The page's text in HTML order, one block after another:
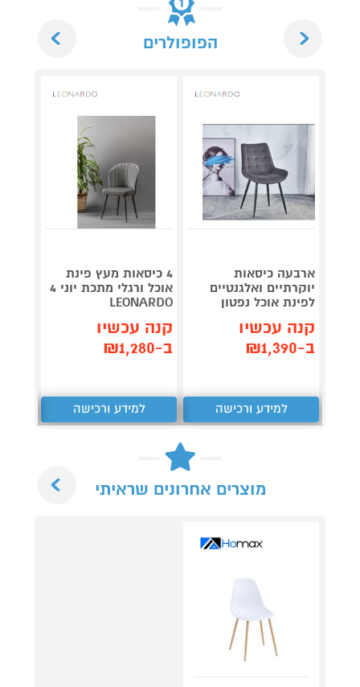
הפופולרים
ארבעה כיסאות
יוקרתיים ואלגנטיים
לפינת אוכל נפטון
קנה עכשיו
ב-₪1,390
למידע ורכישה
4 כיסאות מעץ פינת
אוכל ורגלי מתכת יוני 4
LEONARDO
קנה עכשיו
ב-₪1,280
למידע ורכישה
מוצרים אחרונים שראיתי